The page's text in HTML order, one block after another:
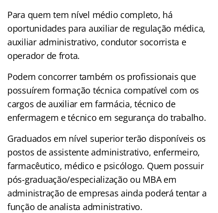
Para quem tem nível médio completo, há
oportunidades para auxiliar de regulação médica,
auxiliar administrativo, condutor socorrista e
operador de frota.
Podem concorrer também os profissionais que
possuírem formação técnica compatível com os
cargos de auxiliar em farmácia, técnico de
enfermagem e técnico em segurança do trabalho.
Graduados em nível superior terão disponíveis os
postos de assistente administrativo, enfermeiro,
farmacêutico, médico e psicólogo. Quem possuir
pós-graduação/especialização ou MBA em
administração de empresas ainda poderá tentar a
função de analista administrativo.